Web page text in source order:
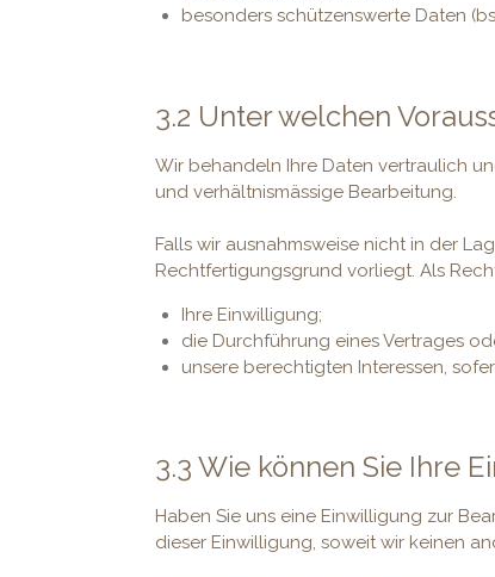
besonders schützenswerte Daten
3.2 Unter welchen
Wir behandeln Ihre Daten vertraulich
und verhältnismässige Bearbeitung.
Falls wir ausnahmsweise nicht in der
Rechtfertigungsgrund vorliegt. Als
Ihre Einwilligung;
die Durchführung eines Vertrages
unsere berechtigten Interessen,
3.3 Wie können Sie Ihre
Haben Sie uns eine Einwilligung zur
dieser Einwilligung, soweit wir keinen